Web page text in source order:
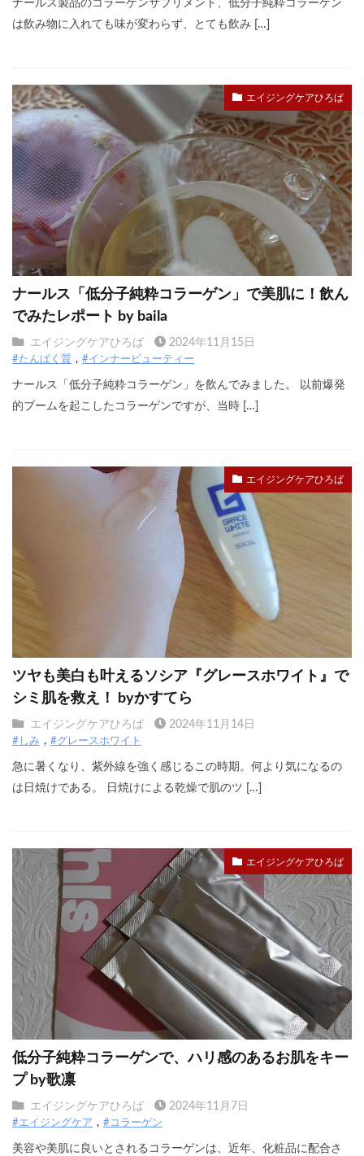
ナールス製品のコラーゲンサプリメント、低分子純粋コラーゲン
は飲み物に入れても味が変わらず、とても飲み […]
エイジングケアひろば
ナールス「低分子純粋コラーゲン」で美肌に！飲ん
でみたレポート by baila
エイジングケアひろば 2024年11月15日
#たんぱく質 #インナービューティー
ナールス「低分子純粋コラーゲン」を飲んでみました。 以前爆発
的ブームを起こしたコラーゲンですが、当時 […]
エイジングケアひろば
ツヤも美白も叶えるソシア『グレースホワイト』で
シミ肌を救え！ byかすてら
エイジングケアひろば 2024年11月14日
#しみ #グレースホワイト
急に暑くなり、紫外線を強く感じるこの時期。何より気になるの
は日焼けである。 日焼けによる乾燥で肌のツ […]
エイジングケアひろば
低分子純粋コラーゲンで、ハリ感のあるお肌をキー
プ by歌凛
エイジングケアひろば 2024年11月7日
#エイジングケア #コラーゲン
美容や美肌に良いとされるコラーゲンは、近年、化粧品に配合さ